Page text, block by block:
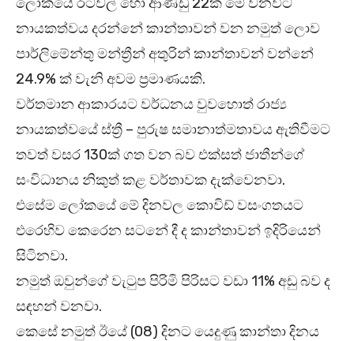
නායකත්වය දරන්නේ කාන්තාවන් වන නමුත් ලොව
පාර්ලිමේන්තු මන්ත්‍රීන් අතුරින් කාන්තාවන් වන්නේ
24.9% ක් වැනි අවම ප්‍රමාණයකි.
වර්තමාන ආකාරයට වර්ධනය වුවහොත් රාජ්‍ය
නායකත්වයේ ස්ත්‍රී – පුරුෂ සමානාත්මතාවය ඇතිවීමට
තවත් වසර 130ක් ගත වන බව එක්සත් ජාතීන්ගේ
සංවිධානය නිකුත් කළ වර්තාවක දැක්වෙනවා.
එසේම ලෝකයේ මේ දිනවල කොවිඩ් වසංගතයට
එරෙහිව කෙරෙන සටනේ දී ද කාන්තාවන් ඉදිරියෙන්
සිටිනවා.
නමුත් ඔවුන්ගේ වැටුප පිරිමි පිරිසට වඩා 11% අඩු බව ද
සඳහන් වනවා.
කෙසේ නමුත් ඊයේ (08) දිනට යෙදුණු කාන්තා දිනය